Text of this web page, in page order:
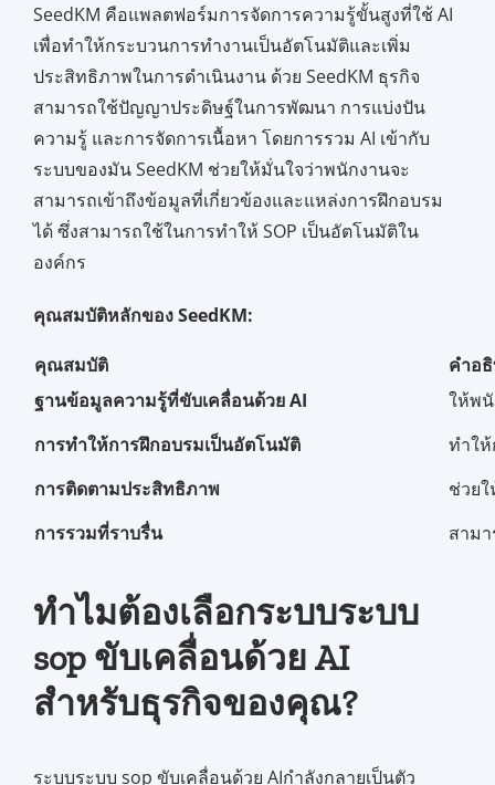
SeedKM คือแพลตฟอร์มการจัดการความรู้ขั้นสูงที่ใช้ AI
เพื่อทำให้กระบวนการทำงานเป็นอัตโนมัติและเพิ่ม
ประสิทธิภาพในการดำเนินงาน ด้วย SeedKM ธุรกิจ
สามารถใช้ปัญญาประดิษฐ์ในการพัฒนา การแบ่งปัน
ความรู้ และการจัดการเนื้อหา โดยการรวม AI เข้ากับ
ระบบของมัน SeedKM ช่วยให้มั่นใจว่าพนักงานจะ
สามารถเข้าถึงข้อมูลที่เกี่ยวข้องและแหล่งการฝึกอบรม
ได้ ซึ่งสามารถใช้ในการทำให้ SOP เป็นอัตโนมัติใน
องค์กร
คุณสมบัติหลักของ SeedKM:
คุณสมบัติ คำอ
ฐานข้อมูลความรู้ที่ขับเคลื่อนด้วย AI
ให้พ
การทำให้การฝึกอบรมเป็นอัตโนมัติ
ทำใ
การติดตามประสิทธิภาพ
ช่วย
การรวมที่ราบรื่น
สาม
ทำไมต้องเลือกระบบระบบ
sop ขับเคลื่อนด้วย AI
สำหรับธุรกิจของคุณ?
ระบบระบบ sop ขับเคลื่อนด้วย AIกำลังกลายเป็นตัว